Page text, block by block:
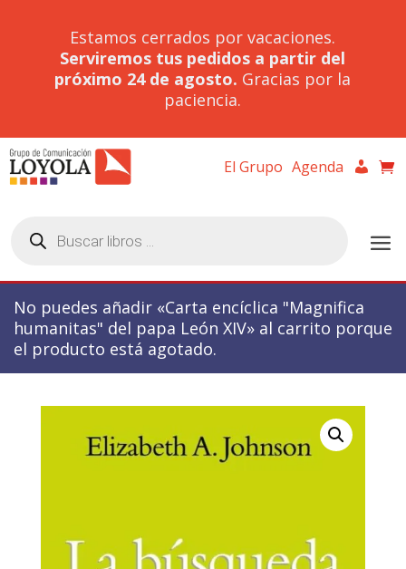
Estamos cerrados por vacaciones.
Serviremos tus pedidos a partir del
próximo 24 de agosto. Gracias por la
paciencia.
El Grupo Agenda
productos
No puedes añadir «Carta encíclica "Magnifica
humanitas" del papa León XIV» al carrito porque
el producto está agotado.